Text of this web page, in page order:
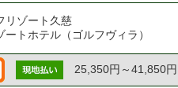
リゾート久慈
ートホテル（ゴルフヴィラ）
25,350円～41,850円